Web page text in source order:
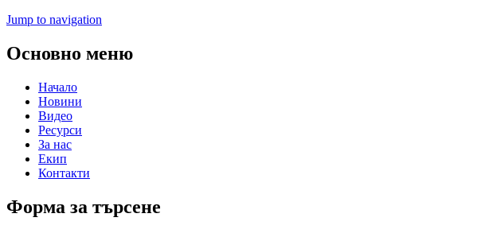
Jump to navigation
Основно меню
Начало
Новини
Видео
Ресурси
За нас
Екип
Контакти
Форма за търсене